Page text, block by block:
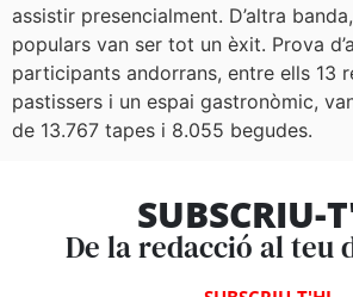
assistir presencialment. D’altra
populars van ser tot un èxit. Prova
participants andorrans, entre ells 13
pastissers i un espai gastronòmic,
de 13.767 tapes i 8.055 begudes.
SUBSCRIU-
De la redacció al teu